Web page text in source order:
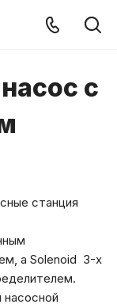
с
станция
а Solenoid 3-х
насосной